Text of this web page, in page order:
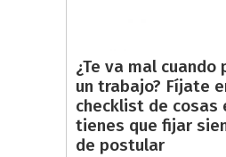
¿Te va mal cuando
un trabajo? Fíjate
checklist de cosas
tienes que fijar
de postular